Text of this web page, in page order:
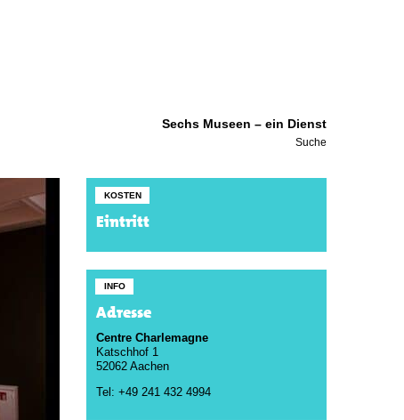
Sechs Museen – ein Dienst
Suche
KOSTEN
Eintritt
INFO
Adresse
Centre Charlemagne
Katschhof 1
52062 Aachen
Tel: +49 241 432 4994